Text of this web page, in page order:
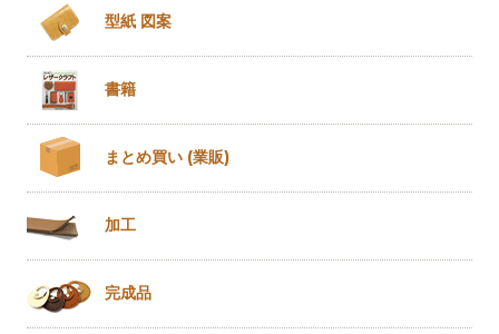
型紙 図案
書籍
まとめ買い (業販)
加工
完成品